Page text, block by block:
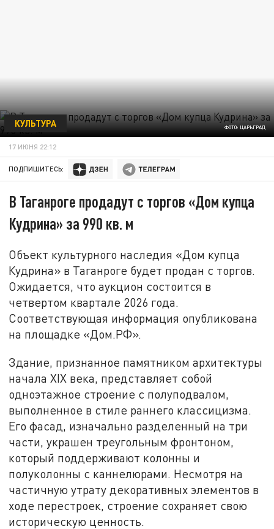
ФОТО: ЦАРЬГРАД
КУЛЬТУРА
17 ИЮНЯ 22:12
ПОДПИШИТЕСЬ:
В Таганроге продадут с торгов «Дом купца
Кудрина» за 990 кв. м
Объект культурного наследия «Дом купца
Кудрина» в Таганроге будет продан с торгов.
Ожидается, что аукцион состоится в
четвертом квартале 2026 года.
Соответствующая информация опубликована
на площадке «Дом.РФ».
Здание, признанное памятником архитектуры
начала XIX века, представляет собой
одноэтажное строение с полуподвалом,
выполненное в стиле раннего классицизма.
Его фасад, изначально разделенный на три
части, украшен треугольным фронтоном,
который поддерживают колонны и
полуколонны с каннелюрами. Несмотря на
частичную утрату декоративных элементов в
ходе перестроек, строение сохраняет свою
историческую ценность.